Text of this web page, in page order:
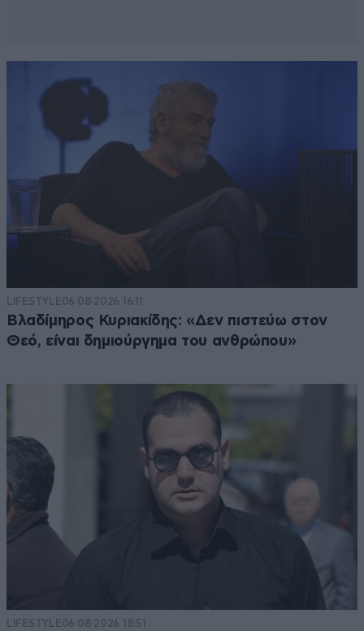
LIFESTYLE06·08·2026 16:11
Βλαδίμηρος Κυριακίδης: «Δεν πιστεύω στον
Θεό, είναι δημιούργημα του ανθρώπου»
LIFESTYLE06·08·2026 18:51